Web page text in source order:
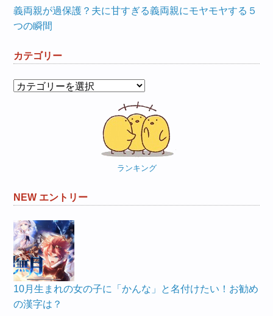
義両親が過保護？夫に甘すぎる義両親にモヤモヤする５
つの瞬間
カテゴリー
カ
ランキング
NEW エントリー
10月生まれの女の子に「かんな」と名付けたい！お勧め
の漢字は？